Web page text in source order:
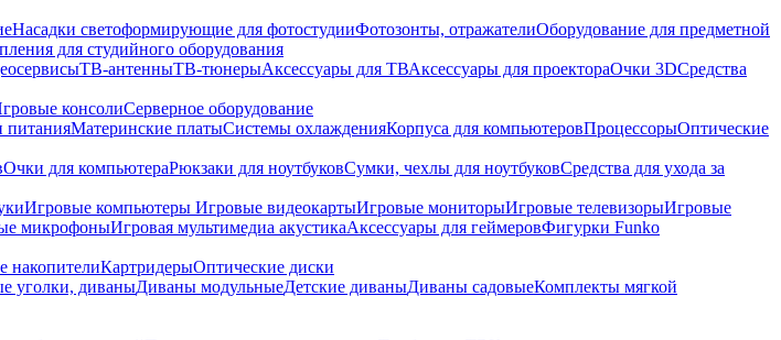
Насадки светоформирующие для фотостудииФотозонты, отражателиОборудование для предметной
для студийного оборудования
ТВ-антенныТВ-тюнерыАксессуары для ТВАксессуары для проектораОчки 3DСредства
консолиСерверное оборудование
питанияМатеринские платыСистемы охлажденияКорпуса для компьютеровПроцессорыОптические
Очки для компьютераРюкзаки для ноутбуковСумки, чехлы для ноутбуковСредства для ухода за
Игровые компьютеры Игровые видеокартыИгровые мониторыИгровые телевизорыИгровые
микрофоныИгровая мультимедиа акустикаАксессуары для геймеровФигурки Funko
накопителиКартридерыОптические диски
уголки, диваныДиваны модульныеДетские диваныДиваны садовыеКомплекты мягкой